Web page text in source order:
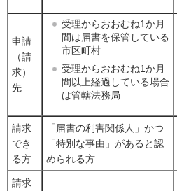
申請
（請
求）
先
受理からおおむね1か月
間は届書を保管している
市区町村
受理からおおむね1か月
間以上経過している場合
は管轄法務局
請求
でき
る方
「届書の利害関係人」かつ
「特別な事由」があると認
められる方
請求